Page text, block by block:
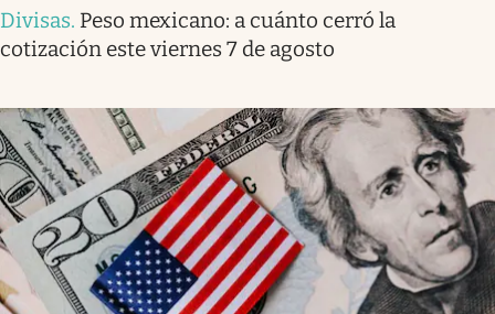
Divisas. Peso mexicano: a cuánto cerró la
cotización este viernes 7 de agosto